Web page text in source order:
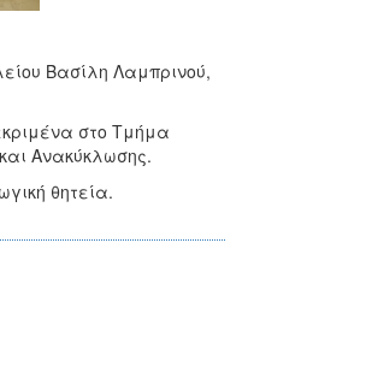
Βασίλη Λαμπρινού,
στο Τμήμα
Ανακύκλωσης.
θητεία.